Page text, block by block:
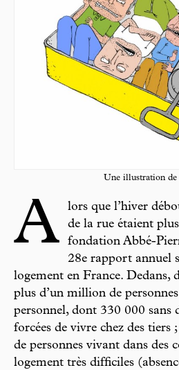
Une illustration de
A
lors que l’hiver
de la rue étaient
fondation Abbé-
28e rapport annuel
logement en France. Dedans,
plus d’un million de
personnel, dont 330 000 sans
forcées de vivre chez des
de personnes vivant dans des
logement très difficiles